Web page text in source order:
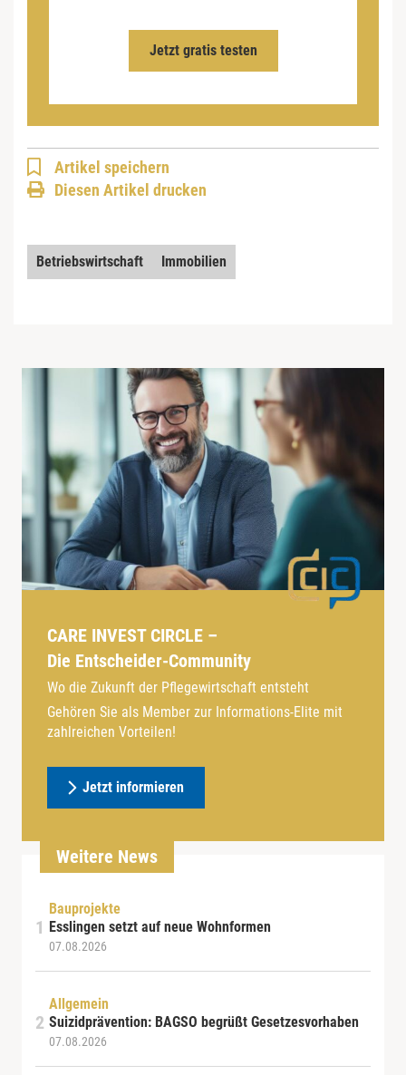
Jetzt gratis testen
Artikel speichern
Diesen Artikel drucken
Betriebswirtschaft Immobilien
CARE INVEST CIRCLE –
Die Entscheider-Community
Wo die Zukunft der Pflegewirtschaft entsteht
Gehören Sie als Member zur Informations-Elite mit
zahlreichen Vorteilen!
Jetzt informieren
Weitere News
Bauprojekte
Esslingen setzt auf neue Wohnformen
07.08.2026
Allgemein
Suizidprävention: BAGSO begrüßt Gesetzesvorhaben
07.08.2026